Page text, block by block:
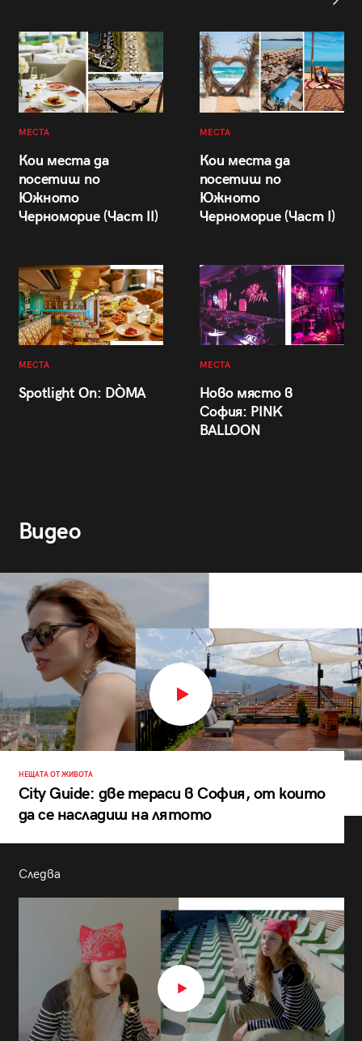
МЕСТА
Кои места да
посетиш по
Южното
Черноморие (Част II)
МЕСТА
Кои места да
посетиш по
Южното
Черноморие (Част I)
МЕСТА
Spotlight On: DÒMA
МЕСТА
Ново място в
София: PINK
BALLOON
Видео
НЕЩАТА ОТ ЖИВОТА
City Guide: две тераси в София, от които
да се насладиш на лятото
Следва